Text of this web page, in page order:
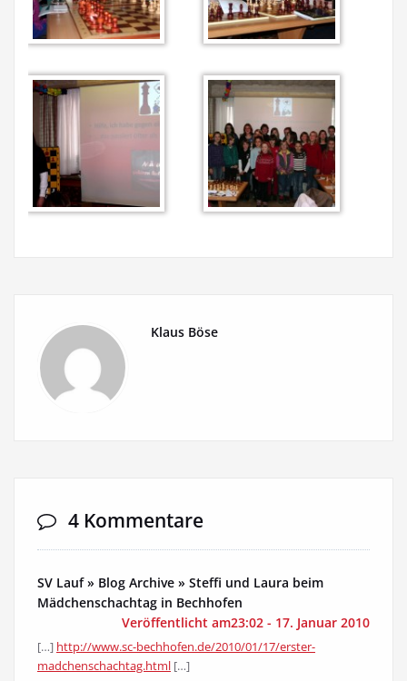
Klaus Böse
4 Kommentare
SV Lauf » Blog Archive » Steffi und Laura beim
Mädchenschachtag in Bechhofen
Veröffentlicht am23:02 - 17. Januar 2010
[…] http://www.sc-bechhofen.de/2010/01/17/erster-
madchenschachtag.html […]